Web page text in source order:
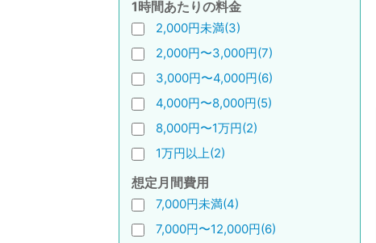
1時間あたりの料金
2,000円未満(3)
2,000円〜3,000円(7)
3,000円〜4,000円(6)
4,000円〜8,000円(5)
8,000円〜1万円(2)
1万円以上(2)
想定月間費用
7,000円未満(4)
7,000円〜12,000円(6)